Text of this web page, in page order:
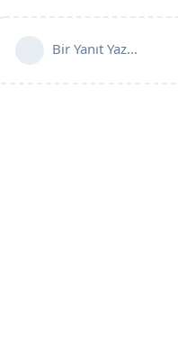
Bir Yanıt Yaz...